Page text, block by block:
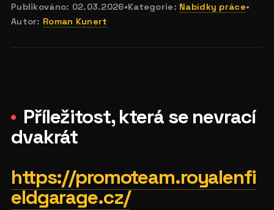
Publikováno: 02.03.2026•Kategorie: Nabídky práce•
Autor: Roman Kunert
Příležitost, která se nevrací
dvakrát
https://promoteam.royalenfi
eldgarage.cz/